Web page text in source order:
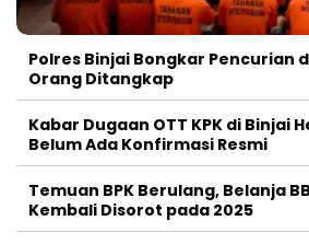
Polres Binjai Bongkar Pencurian
Orang Ditangkap
Kabar Dugaan OTT KPK di Binjai
Belum Ada Konfirmasi Resmi
Temuan BPK Berulang, Belanja
Kembali Disorot pada 2025